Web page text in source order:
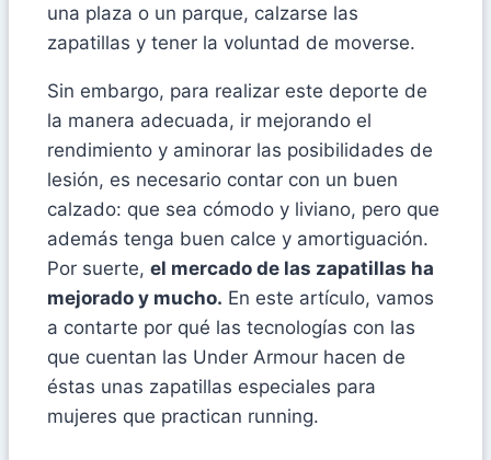
una plaza o un parque, calzarse las
zapatillas y tener la voluntad de moverse.
Sin embargo, para realizar este deporte de
la manera adecuada, ir mejorando el
rendimiento y aminorar las posibilidades de
lesión, es necesario contar con un buen
calzado: que sea cómodo y liviano, pero que
además tenga buen calce y amortiguación.
Por suerte, el mercado de las zapatillas ha
mejorado y mucho. En este artículo, vamos
a contarte por qué las tecnologías con las
que cuentan las Under Armour hacen de
éstas unas zapatillas especiales para
mujeres que practican running.